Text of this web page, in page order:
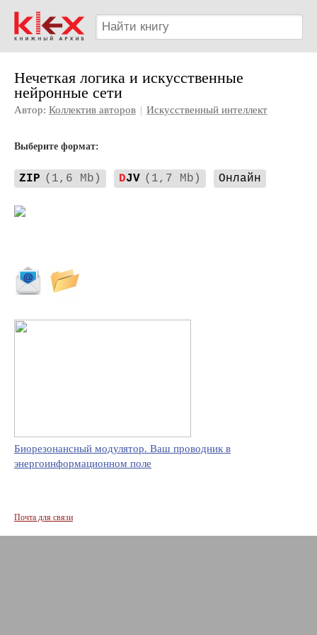
Нечеткая логика и искусственные
нейронные сети
Автор: Коллектив авторов | Искусственный интеллект
Выберите формат:
ZIP (1,6 Mb) DJV (1,7 Mb) Онлайн
Биорезонансный модулятор. Ваш проводник в
энергоинформационном поле
Почта для связи